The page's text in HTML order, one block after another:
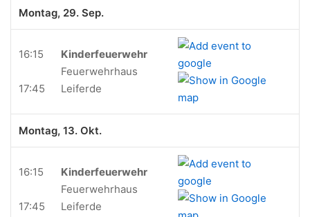
Montag, 29. Sep.
16:15
17:45
Kinderfeuerwehr
Feuerwehrhaus
Leiferde
Montag, 13. Okt.
16:15
17:45
Kinderfeuerwehr
Feuerwehrhaus
Leiferde